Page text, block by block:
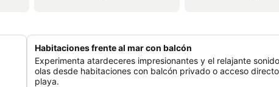
Habitaciones frente al mar con balcón
Experimenta atardeceres impresionantes y el relajante
olas desde habitaciones con balcón privado o acceso
playa.